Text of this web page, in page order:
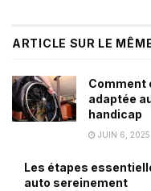
ARTICLE SUR LE
Comment
adaptée
handicap
JUIN 6, 2025
Les étapes
auto sereinement